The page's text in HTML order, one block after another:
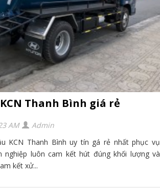
Thanh Bình giá rẻ
AM
Admin
KCN Thanh Bình uy tín gá rẻ nhất phục vụ
nghiệp luôn cam kết hút đúng khối lượng và
kết xử...